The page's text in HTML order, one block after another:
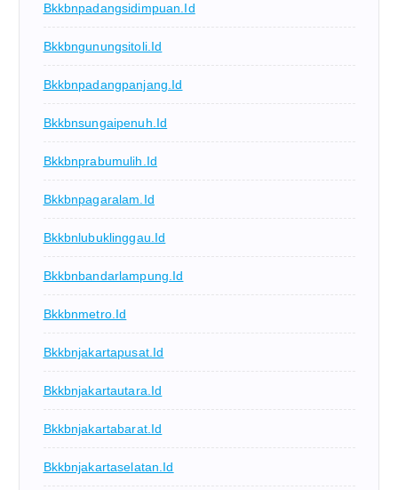
Bkkbnpadangsidimpuan.id
Bkkbngunungsitoli.id
Bkkbnpadangpanjang.id
Bkkbnsungaipenuh.id
Bkkbnprabumulih.id
Bkkbnpagaralam.id
Bkkbnlubuklinggau.id
Bkkbnbandarlampung.id
Bkkbnmetro.id
Bkkbnjakartapusat.id
Bkkbnjakartautara.id
Bkkbnjakartabarat.id
Bkkbnjakartaselatan.id